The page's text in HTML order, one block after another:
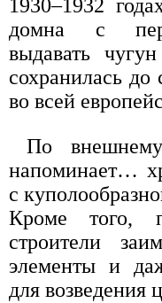
1930–1932
домна с
выдавать
сохранилась
во всей
По
напоминает…
с
Кроме того,
строители
элементы и
для возведения